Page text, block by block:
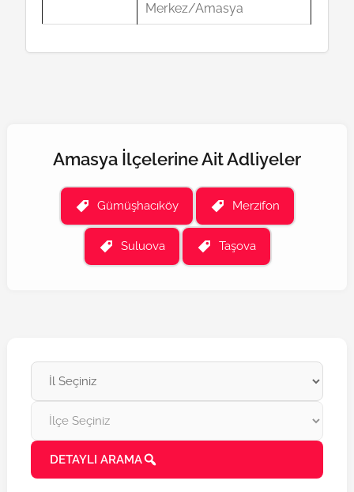
Merkez/Amasya
Amasya İlçelerine Ait Adliyeler
Gümüşhacıköy Merzifon
Suluova Taşova
DETAYLI ARAMA